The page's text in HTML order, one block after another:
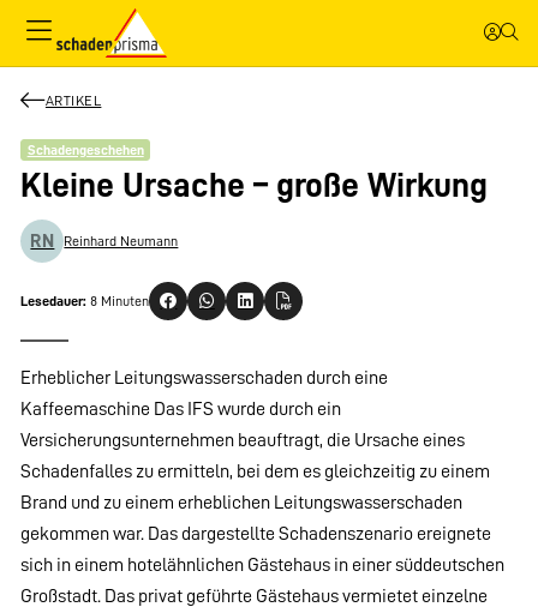
ARTIKEL
Schadengeschehen
Kleine Ursache – große Wirkung
RN Reinhard Neumann
Lesedauer: 8 Minuten
Erheblicher Leitungswasserschaden durch eine
Kaffeemaschine Das IFS wurde durch ein
Versicherungsunternehmen beauftragt, die Ursache eines
Schadenfalles zu ermitteln, bei dem es gleichzeitig zu einem
Brand und zu einem erheblichen Leitungswasserschaden
gekommen war. Das dargestellte Schadenszenario ereignete
sich in einem hotelähnlichen Gästehaus in einer süddeutschen
Großstadt. Das privat geführte Gästehaus vermietet einzelne